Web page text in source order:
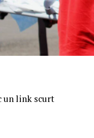
un link scurt